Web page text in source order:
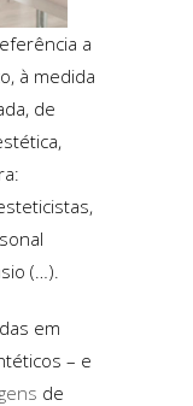
a
à medida
de
(…).
em
– e
de